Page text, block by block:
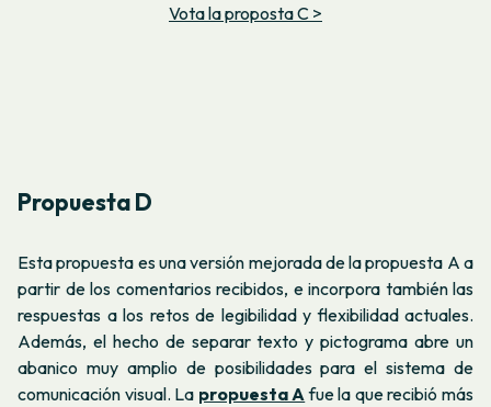
Vota la proposta C >
Propuesta D
Esta propuesta es una versión mejorada de la propuesta A a
partir de los comentarios recibidos, e incorpora también las
respuestas a los retos de legibilidad y flexibilidad actuales.
Además, el hecho de separar texto y pictograma abre un
abanico muy amplio de posibilidades para el sistema de
comunicación visual. La propuesta Afue la que recibió más